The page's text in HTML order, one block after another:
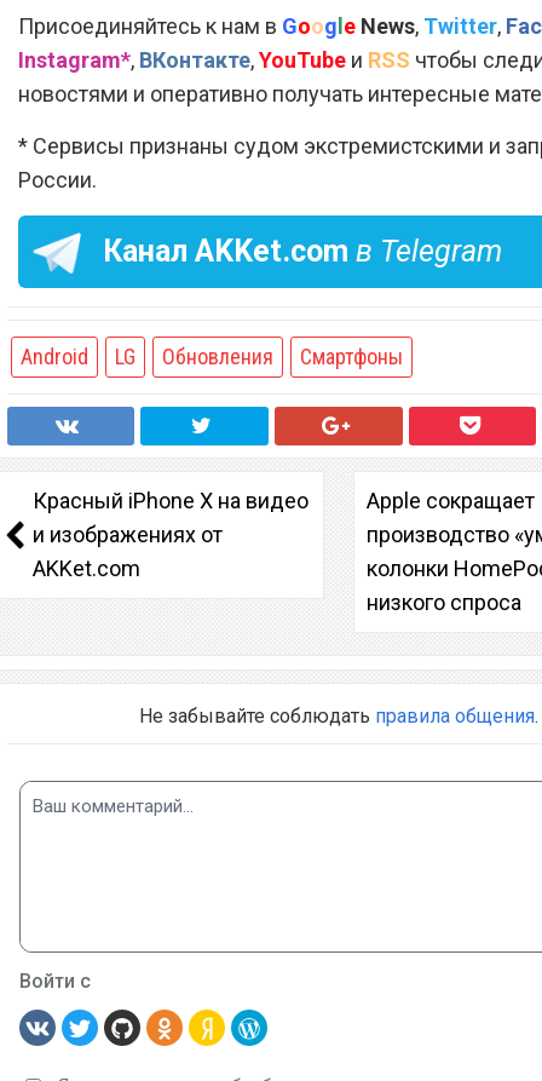
Присоединяйтесь к нам в Google News, Twitter,
Instagram*, ВКонтакте,YouTube и RSS чтобы
новостями и оперативно получать интересные
* Сервисы признаны судом экстремистскими и
России.
Канал AKKet.com в Telegram
Android LG Обновления Смартфоны
Красный iPhone X на видео
и изображениях от
AKKet.com
Apple сокращает
производство
колонки
низкого спроса
Не забывайте соблюдать правила общения.
Войти с